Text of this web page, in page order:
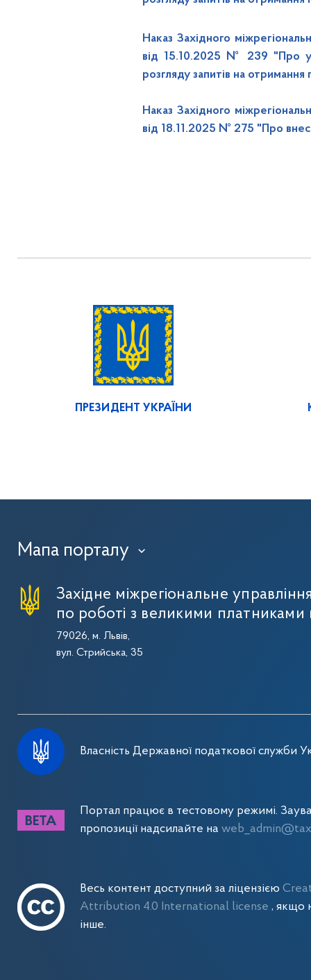
Наказ Західного
від 15.10.2025 № 239 "Про
розгляду запитів на отримання
Наказ Західного
від 18.11.2025 № 275 "Про
ПРЕЗИДЕНТ УКРАЇНИ
Мапа порталу ›
Західне міжрегіональне
по роботі з великими платниками
79026, м. Львів,
вул. Стрийська, 35
Власність Державної податкової служби
Портал працює в тестовому режимі.
пропозиції надсилайте на
Весь контент доступний за ліцензією
Attribution 4.0 International license , якщо
інше.